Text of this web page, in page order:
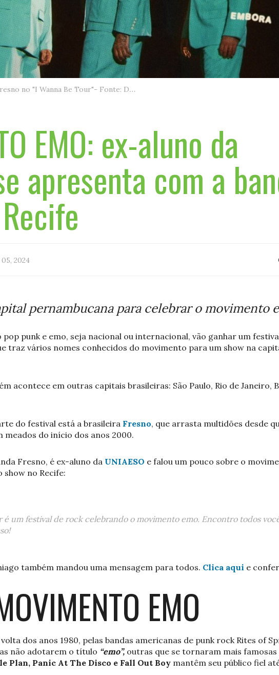
Ex aluno da UNIAESO toca com a Fresno no "I Wanna Be Tour"- Fonte: Divulgação
EMO: ex-aluno da
apresenta com a
2024
pernambucana para celebrar o movimento
pop punk e emo, seja nacional ou internacional, vão ganhar um
traz vários nomes conhecidos do movimento para um show na
acontece em outras capitais brasileiras: São Paulo, Rio de Janeiro,
do festival está a brasileira Fresno, que arrasta multidões desde
meados do início dos anos 2000.
Fresno, é ex-aluno da UNIAESO e falou um pouco sobre o
show no Recife:
é um festival de rock celebrando o movimento emo. Encontro todos
também mandou uma mensagem para todos. Clica aqui e
EMO
dos anos 1980, pelas bandas americanas de punk rock Rites of
não adotarem o título “emo”, outras que se tornaram mais
Plan, Panic At The Disco e Fall Out Boy mantêm seu público fiel